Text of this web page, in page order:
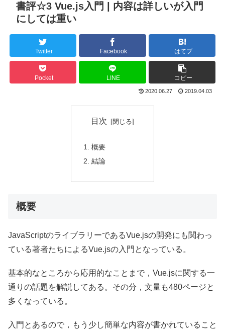
書評☆3 Vue.js入門 | 内容は詳しいが入門
にしては重い
Twitter Facebook はてブ
Pocket LINE コピー
2020.06.27 2019.04.03
目次
概要
結論
概要
JavaScriptのライブラリーであるVue.jsの開発にも関わっ
ている著者たちによるVue.jsの入門となっている。
基本的なところから応用的なことまで，Vue.jsに関する一
通りの話題を解説してある。その分，文量も480ページと
多くなっている。
入門とあるので，もう少し簡単な内容が書かれていること